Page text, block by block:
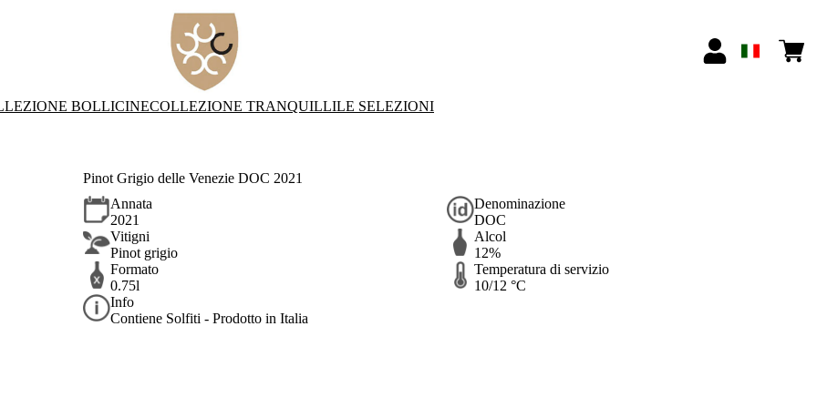
BOLLICINECOLLEZIONE TRANQUILLILE SELEZIONI
Pinot Grigio delle Venezie DOC 2021
Annata
2021
Denominazione
DOC
Vitigni
Pinot grigio
Alcol
12%
Formato
0.75l
Temperatura di servizio
10/12 °C
Info
Contiene Solfiti - Prodotto in Italia